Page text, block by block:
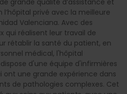
privé avec la meilleure
Valenciana. Avec des
qui réalisent leur travail de
rétablir la santé du patient, en
médical, l'hôpital
d'une équipe d'infirmières
une grande expérience dans
de pathologies complexes. Cet